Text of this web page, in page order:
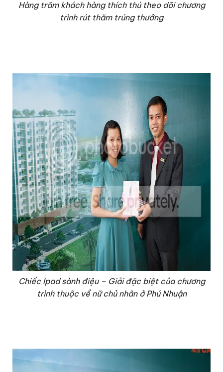
Hàng trăm khách hàng thích thú theo dõi chương
trình rút thăm trúng thưởng
Chiếc Ipad sành điệu – Giải đặc biệt của chương
trình thuộc về nữ chủ nhân ở Phú Nhuận